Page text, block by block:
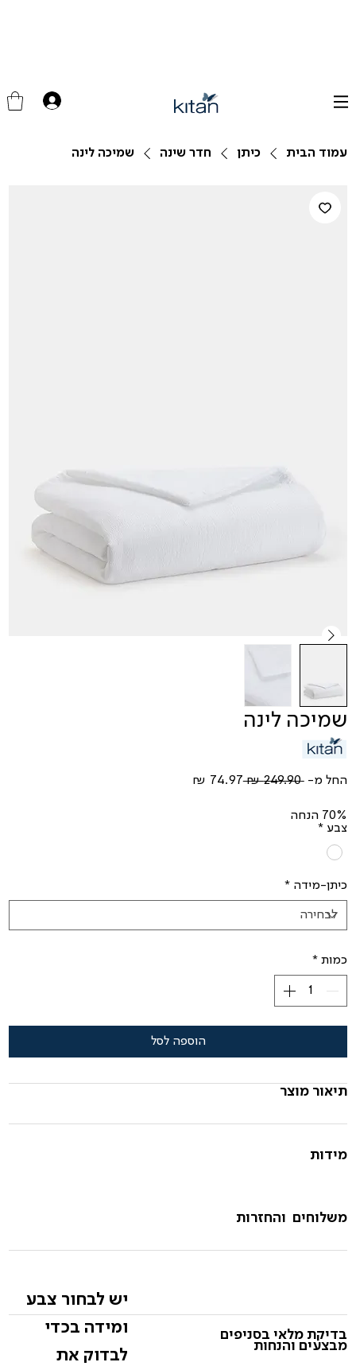
עמוד הבית כיתן חדר שינה שמיכה לינה
שמיכה לינה
החל מ- ‏249.90 ‏₪
מחיר‏74.97 ‏₪
70% הנחה
צבע *
כיתן-מידה *
כמות *
הוספה לסל
תיאור מוצר
מידות
משלוחים והחזרות
יש לבחור צבע
ומידה בכדי
לבדוק את
בדיקת מלאי בסניפים
מבצעים והנחות